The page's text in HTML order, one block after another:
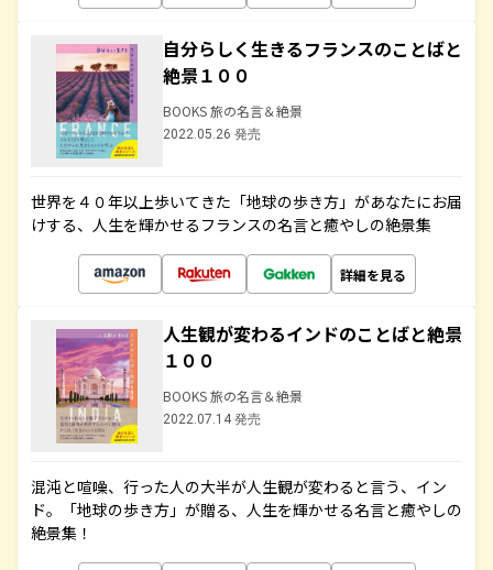
自分らしく生きるフランスのことばと
絶景１００
BOOKS 旅の名言＆絶景
2022.05.26 発売
世界を４０年以上歩いてきた「地球の歩き方」があなたにお届
けする、人生を輝かせるフランスの名言と癒やしの絶景集
詳細を見る
人生観が変わるインドのことばと絶景
１００
BOOKS 旅の名言＆絶景
2022.07.14 発売
混沌と喧噪、行った人の大半が人生観が変わると言う、イン
ド。「地球の歩き方」が贈る、人生を輝かせる名言と癒やしの
絶景集！